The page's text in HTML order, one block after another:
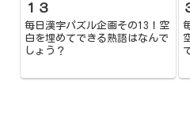
１３
毎日漢字パズル企画その13！空
白を埋めてできる熟語はなんで
しょう？